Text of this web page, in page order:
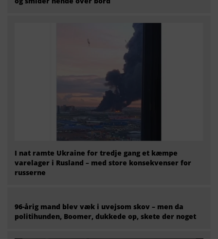
I nat ramte Ukraine for tredje gang et kæmpe
varelager i Rusland – med store konsekvenser for
russerne
96-årig mand blev væk i uvejsom skov – men da
politihunden, Boomer, dukkede op, skete der noget